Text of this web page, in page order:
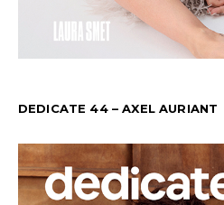
DEDICATE 44 – AXEL AURIANT